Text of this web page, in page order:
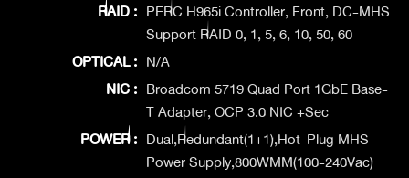
RAID : PERC H965i Controller, Front, DC-MHS
Support RAID 0, 1, 5, 6, 10, 50, 60
OPTICAL : N/A
NIC : Broadcom 5719 Quad Port 1GbE Base-
T Adapter, OCP 3.0 NIC +Sec
POWER : Dual,Redundant(1+1),Hot-Plug MHS
Power Supply,800WMM(100-240Vac)